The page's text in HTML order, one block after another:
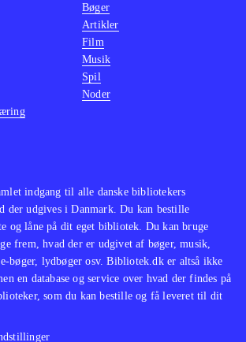
indgang til alle danske bibliotekers
der udgives i Danmark. Du kan bestille
og låne på dit eget bibliotek. Du kan bruge
frem, hvad der er udgivet af bøger, musik,
bøger, lydbøger osv. Bibliotek.dk er altså ikke
en database og service over hvad der findes på
som du kan bestille og få leveret til dit
Bøger
Artikler
Film
Musik
Spil
Noder